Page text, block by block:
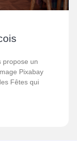
propose un
Pixabay
Fêtes qui